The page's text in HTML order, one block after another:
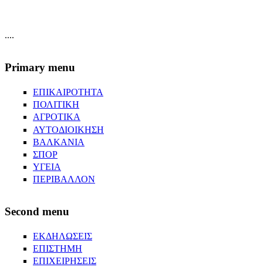
....
Primary menu
ΕΠΙΚΑΙΡΟΤΗΤΑ
ΠΟΛΙΤΙΚΗ
ΑΓΡΟΤΙΚΑ
ΑΥΤΟΔΙΟΙΚΗΣΗ
ΒΑΛΚΑΝΙΑ
ΣΠΟΡ
ΥΓΕΙΑ
ΠΕΡΙΒΑΛΛΟΝ
Second menu
ΕΚΔΗΛΩΣΕΙΣ
ΕΠΙΣΤΗΜΗ
ΕΠΙΧΕΙΡΗΣΕΙΣ